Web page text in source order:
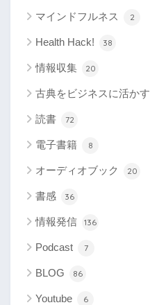
マインドフルネス 2
Health Hack! 38
情報収集 20
古典をビジネスに活かす
読書 72
電子書籍 8
オーディオブック 20
書感 36
情報発信 136
Podcast 7
BLOG 86
Youtube 6